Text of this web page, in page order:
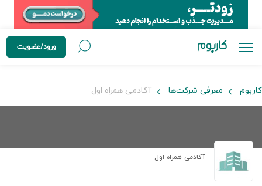
ورود/عضویت
کاربوم معرفی شرکت‌ها آکادمی همراه اول
آکادمی همراه اول